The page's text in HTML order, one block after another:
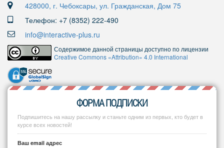
428000, г. Чебоксары, ул. Гражданская, Дом 75
Телефон: +7 (8352) 222-490
info@interactive-plus.ru
Содержимое данной страницы доступно по лицензии
Creative Commons «Attribution» 4.0 International
ФОРМА ПОДПИСКИ
Подпишитесь на нашу рассылку и станьте одним из первых, кто будет в
курсе всех новостей!
Ваш email адрес